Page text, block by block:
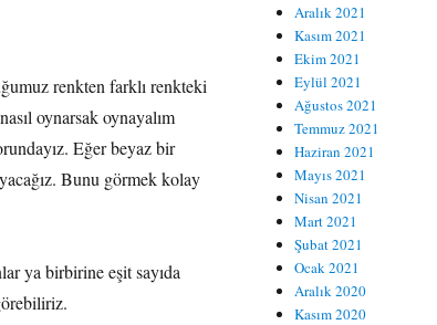
renkten farklı renkteki
oynarsak oynayalım
Eğer beyaz bir
Bunu görmek kolay
ya birbirine eşit sayıda
Aralık 2021
Kasım 2021
Ekim 2021
Eylül 2021
Ağustos 2021
Temmuz 2021
Haziran 2021
Mayıs 2021
Nisan 2021
Mart 2021
Şubat 2021
Ocak 2021
Aralık 2020
Kasım 2020